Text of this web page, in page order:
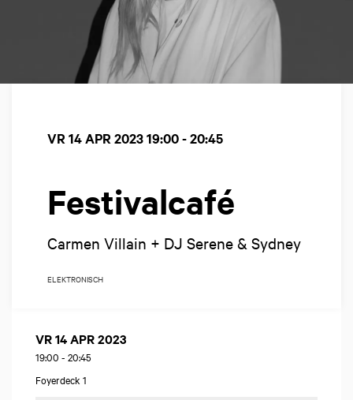
Festivalcafé
Carmen Villain + DJ Serene & Sydney
VR 14 APR 202319:00 - 20:45
ELEKTRONISCH
VR 14 APR 2023
19:00 - 20:45
Foyerdeck 1